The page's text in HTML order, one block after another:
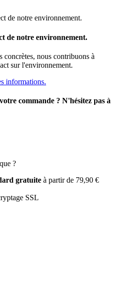
de notre environnement.
concrètes, nous contribuons à
sur l'environnement.
informations.
commande ? N'hésitez pas à
?
gratuite à partir de 79,90 €
SSL